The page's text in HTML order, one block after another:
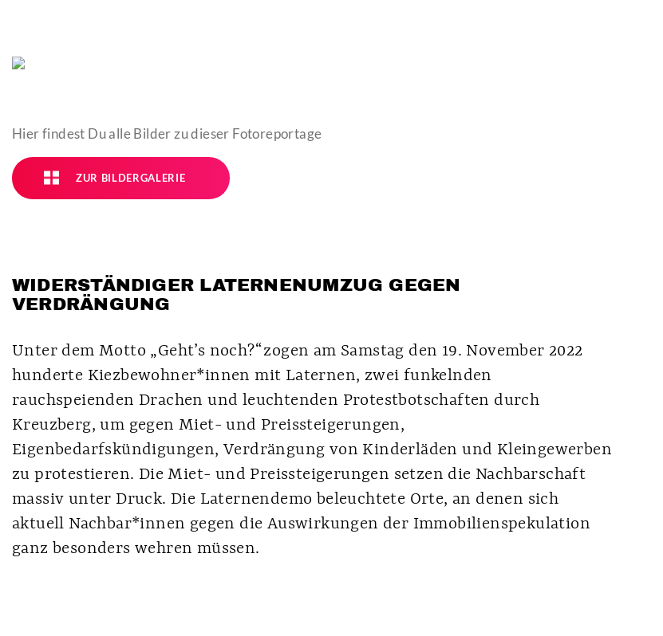
Hier findest Du alle Bilder zu dieser Fotoreportage
ZUR BILDERGALERIE
WIDERSTÄNDIGER LATERNENUMZUG GEGEN
VERDRÄNGUNG
Unter dem Motto „Geht’s noch?“ zogen am Samstag den 19. November 2022
hunderte Kiezbewohner*innen mit Laternen, zwei funkelnden
rauchspeienden Drachen und leuchtenden Protestbotschaften durch
Kreuzberg, um gegen Miet- und Preissteigerungen,
Eigenbedarfskündigungen, Verdrängung von Kinderläden und Kleingewerben
zu protestieren. Die Miet- und Preissteigerungen setzen die Nachbarschaft
massiv unter Druck. Die Laternendemo beleuchtete Orte, an denen sich
aktuell Nachbar*innen gegen die Auswirkungen der Immobilienspekulation
ganz besonders wehren müssen.